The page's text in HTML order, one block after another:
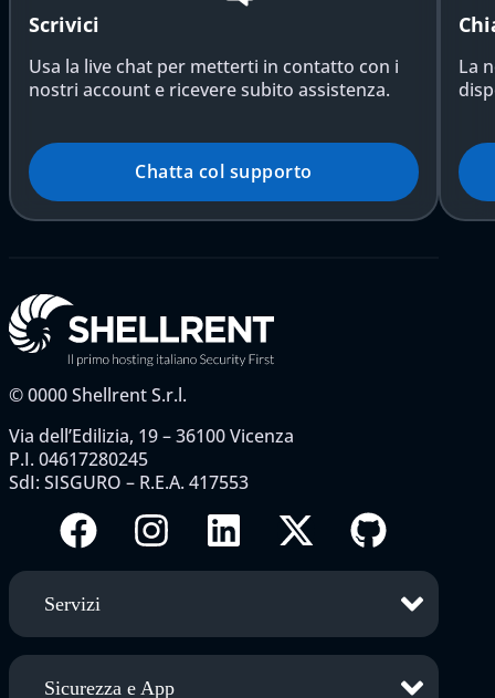
Scrivici
Usa la live chat per metterti in contatto con i
nostri account e ricevere subito assistenza.
Chatta col supporto
La
©0000Shellrent S.r.l.
Via dell’Edilizia, 19 – 36100 Vicenza
P.I. 04617280245
SdI: SISGURO – R.E.A. 417553
Servizi
Sicurezza e App